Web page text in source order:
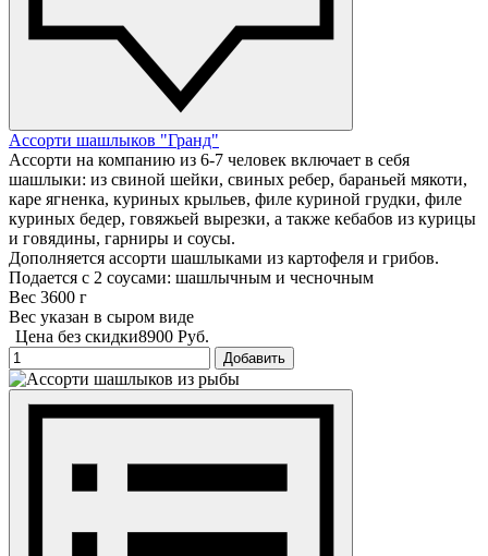
Ассорти шашлыков "Гранд"
Ассорти на компанию из 6-7 человек включает в себя
шашлыки: из свиной шейки, свиных ребер, бараньей мякоти,
каре ягненка, куриных крыльев, филе куриной грудки, филе
куриных бедер, говяжьей вырезки, а также кебабов из курицы
и говядины, гарниры и соусы.
Дополняется ассорти шашлыками из картофеля и грибов.
Подается с 2 соусами: шашлычным и чесночным
Вес 3600 г
Вес указан в сыром виде
Цена без скидки8900 Руб.
Добавить